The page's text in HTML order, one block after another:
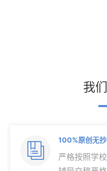
我

100%原创无
严格按照学